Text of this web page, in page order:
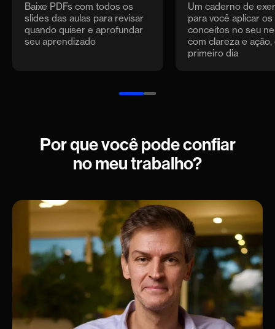
Autoconhecimento & Reinvenção: como
empresas que sobrevivem mudam rápido e o
mindset por trás disso
Baixe PDFs com todos os
slides das aulas para revisar
quando quiser e aprofundar
seu aprendizado
Um caderno de
para você aplicar os
conceitos no seu
com clareza e
primeiro dia
Por que você pode confiar
no meu trabalho?